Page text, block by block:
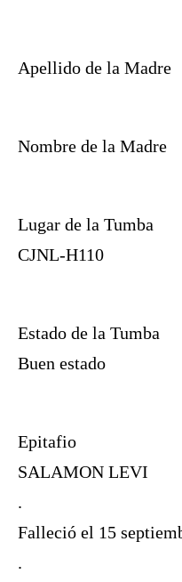
Apellido de la Madre
Nombre de la Madre
Lugar de la Tumba
CJNL-H110
Estado de la Tumba
Buen estado
Epitafio
SALAMON LEVI
.
Falleció el 15
.